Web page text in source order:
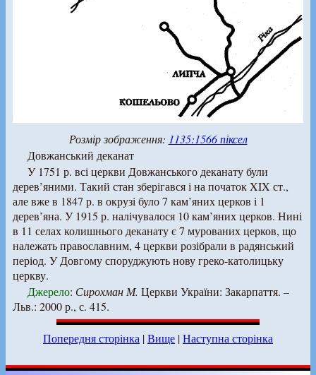
Розмір зображення: 1135:1566 піксел
Довжанський деканат
У 1751 р. всі церкви Довжанського деканату були
дерев’яними. Такий стан зберігався і на початок XIX ст.,
але вже в 1847 р. в окрузі було 7 кам’яних церков і 1
дерев’яна. У 1915 р. налічувалося 10 кам’яних церков. Нині
в 11 селах колишнього деканату є 7 мурованих церков, що
належать православним, 4 церкви розібрали в радянський
період. У Довгому споруджують нову греко-католицьку
церкву.
Джерело: Сирохман М. Церкви України: Закарпаття. –
Льв.: 2000 р., с. 415.
Попередня сторінка |Вище |Наступна сторінка